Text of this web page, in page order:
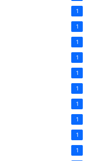
1
1
1
1
1
1
1
1
1
1